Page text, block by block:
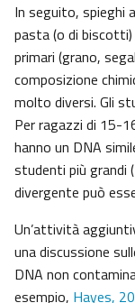
In seguito, spieghi
pasta (o di
primari (grano,
composizione
molto diversi. Gli
Per ragazzi di 15-
hanno un DNA
studenti più grandi
divergente può
Un’attività
una discussione
DNA non
esempio, Hayes,